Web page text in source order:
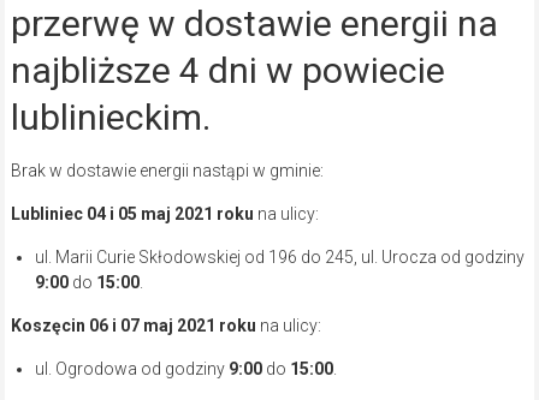
przerwę w dostawie energii na
najbliższe 4 dni w powiecie
lublinieckim.
Brak w dostawie energii nastąpi w gminie:
Lubliniec 04 i 05 maj 2021 roku na ulicy:
ul. Marii Curie Skłodowskiej od 196 do 245, ul. Urocza od godziny
9:00 do 15:00.
Koszęcin 06 i 07 maj 2021 roku na ulicy:
ul. Ogrodowa od godziny 9:00 do 15:00.